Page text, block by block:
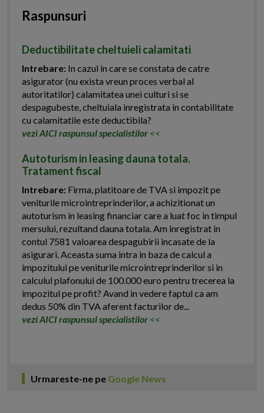
Raspunsuri
Deductibilitate cheltuieli calamitati
Intrebare: In cazul in care se constata de catre
asigurator (nu exista vreun proces verbal al
autoritatilor) calamitatea unei culturi si se
despagubeste, cheltuiala inregistrata in contabilitate
cu calamitatile este deductibila?
vezi AICI raspunsul specialistilor <<
Autoturism in leasing dauna totala.
Tratament fiscal
Intrebare: Firma, platitoare de TVA si impozit pe
veniturile microintreprinderilor, a achizitionat un
autoturism in leasing financiar care a luat foc in timpul
mersului, rezultand dauna totala. Am inregistrat in
contul 7581 valoarea despagubirii incasate de la
asigurari. Aceasta suma intra in baza de calcul a
impozitului pe veniturile microintreprinderilor si in
calculul plafonului de 100.000 euro pentru trecerea la
impozitul pe profit? Avand in vedere faptul ca am
dedus 50% din TVA aferent facturilor de...
vezi AICI raspunsul specialistilor <<
Urmareste-ne pe Google News